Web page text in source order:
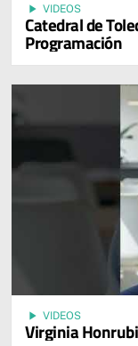
play_arrow VIDEOS
Catedral de
Programación
play_arrow VIDEOS
Virginia